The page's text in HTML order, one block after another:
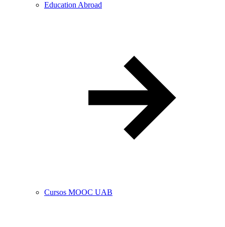
Education Abroad
Cursos MOOC UAB